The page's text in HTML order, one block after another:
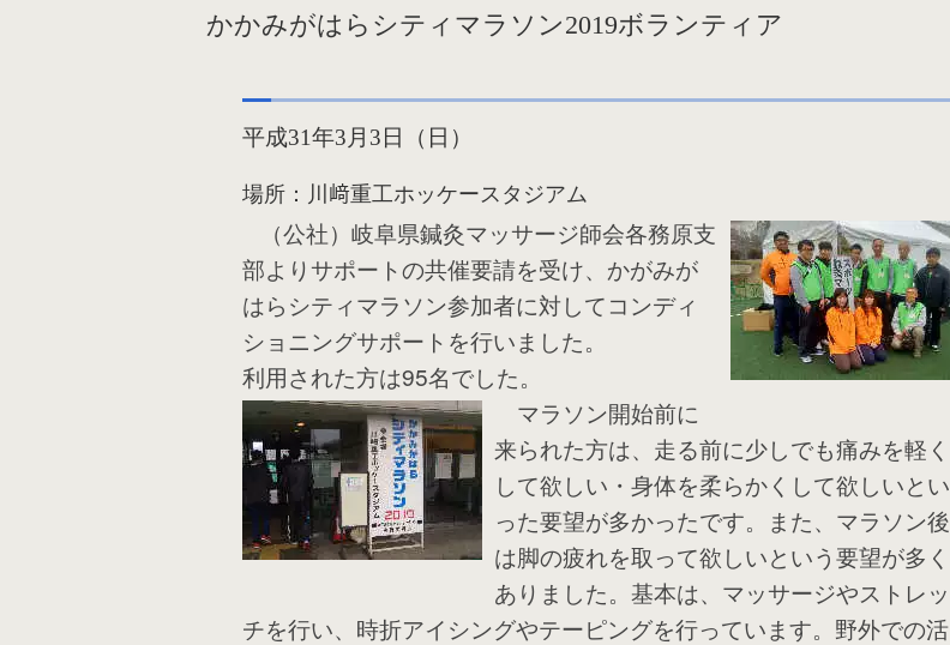
かかみがはらシティマラソン2019ボランティア
平成31年3月3日（日）
場所：川﨑重工ホッケースタジアム
（公社）岐阜県鍼灸マッサージ師会各務原支
部よりサポートの共催要請を受け、かがみが
はらシティマラソン参加者に対してコンディ
ショニングサポートを行いました。
利用された方は95名でした。
マラソン開始前に
来られた方は、走る前に少しでも痛みを軽く
して欲しい・身体を柔らかくして欲しいとい
った要望が多かったです。また、マラソン後
は脚の疲れを取って欲しいという要望が多く
ありました。基本は、マッサージやストレッ
チを行い、時折アイシングやテーピングを行っています。野外での活